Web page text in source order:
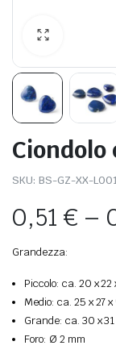
SKU: BS-GZ-XX-
0,51€ –
Grandezza:
Piccolo: ca. 20 x
Medio: ca. 25 x 27
Grande: ca. 30 x
Foro: Ø 2 mm